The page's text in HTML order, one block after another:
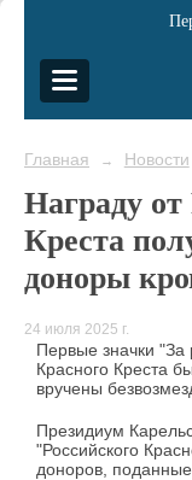
Главная → Новости
Награду от
Креста
доноры
24 июля 2025 г.
Первые значки "За
Красного Креста
вручены
Президиум
"Российского
доноров,